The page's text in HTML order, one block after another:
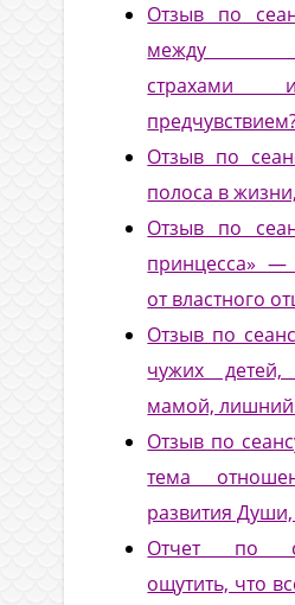
Отзыв по
между
страхами
Отзыв по
полоса в
Отзыв по
принцесса» —
от властного
Отзыв по
чужих
мамой, лишний
Отзыв по
тема
развития Души,
Отчет по
ощутить, что